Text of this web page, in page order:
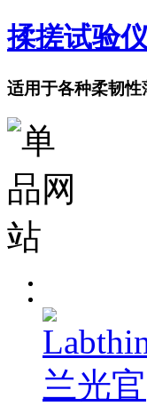
揉搓试验
适用于各种柔韧